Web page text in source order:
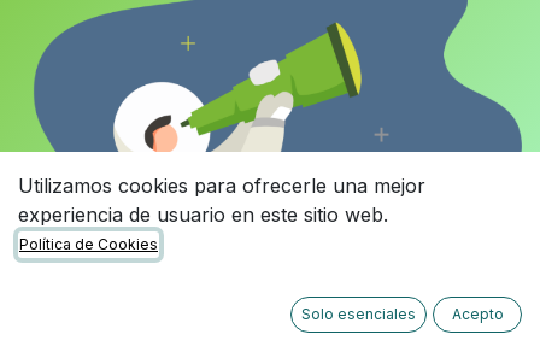
Utilizamos cookies para ofrecerle una mejor
experiencia de usuario en este sitio web.
Política de Cookies
Solo esenciales Acepto